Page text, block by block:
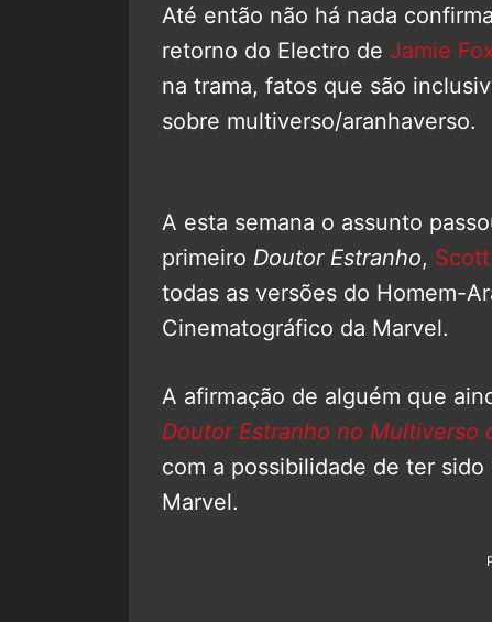
Até então não há nada
retorno do Electro de Jamie
na trama, fatos que são
sobre multiverso/aranhaverso.
A esta semana o assunto
primeiro Doutor Estranho,
todas as versões do Homem-
Cinematográfico da Marvel.
A afirmação de alguém que
Doutor Estranho no Multiverso
com a possibilidade de ter
Marvel.